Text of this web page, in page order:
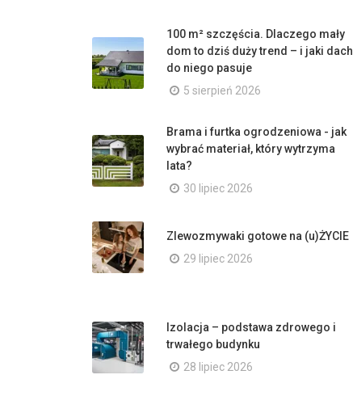
100 m² szczęścia. Dlaczego mały
dom to dziś duży trend – i jaki dach
do niego pasuje
5 sierpień 2026
Brama i furtka ogrodzeniowa - jak
wybrać materiał, który wytrzyma
lata?
30 lipiec 2026
Zlewozmywaki gotowe na (u)ŻYCIE
29 lipiec 2026
Izolacja – podstawa zdrowego i
trwałego budynku
28 lipiec 2026